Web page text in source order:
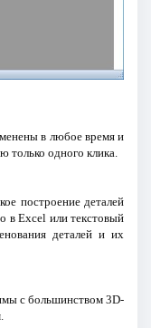
в любое время и
только одного клика.
построение деталей
в Excel или текстовый
деталей и их
с большинством 3D-